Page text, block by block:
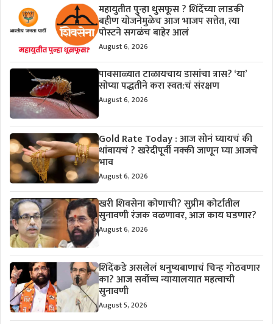
महायुतीत पुन्हा धुसफूस ? शिंदेंच्या लाडकी
बहीण योजनेमुळेच आज भाजप सत्तेत, त्या
पोस्टने सगळंच बाहेर आलं
August 6, 2026
पावसाळ्यात टाळायचाय डासांचा त्रास? ‘या’
सोप्या पद्धतीने करा स्वत:चं संरक्षण
August 6, 2026
Gold Rate Today : आज सोनं घ्यायचं की
थांबायचं ? खरेदीपूर्वी नक्की जाणून घ्या आजचे
भाव
August 6, 2026
खरी शिवसेना कोणाची? सुप्रीम कोर्टातील
सुनावणी रंजक वळणावर, आज काय घडणार?
August 6, 2026
शिंदेंकडे असलेलं धनुष्यबाणाचं चिन्ह गोठवणार
का? आज सर्वोच्च न्यायालयात महत्वाची
सुनावणी
August 5, 2026